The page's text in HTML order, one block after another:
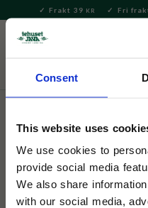
Consent
This website uses
We use cookies to
provide social media
We also share
with our social media,
Meny
Frakt 39 KR Fri
Te Tepåsar Tepåsar
Ahmad Tea
Decaf Selection
Decaf Selection, en mix av